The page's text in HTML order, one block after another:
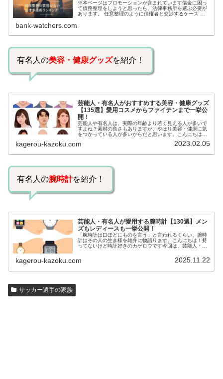
※本ページはプロモーションが含まれています借金に困っ
て債務整理をしようと思ったら、法律事務所を選ぶ必要が
あります。 任意整理のように債権者と交渉するケース 自
bank-watchers.com
有名人の美容・健康グッズを紹介！
芸能人・有名人がおすすめする美容・健康グッズ
【135選】愛用コスメからファイテンまで一挙公
開！
芸能人や有名人は、実際の年齢より若く見える人が多いで
すよね？素材の良さもありますが、やはり美容・健康に気
をつかっている人が多いからだと思います。こんにちは！
いるのでしょうか？今回は、芸能人…
kagerou-kazoku.com 2023.02.05
有名人の腕時計を紹介！
芸能人・有名人が愛用する腕時計【130選】メン
ズもレディースも一挙公開！
「腕時計は口ほどにものを言う」と言われるくらい、腕時
計はその人の生き様を雄弁に物語ります。こんにちは！持
ってないけど時計好きのカゲロウです今回は、芸能人・有
kagerou-kazoku.com 2025.11.22
サッカー選手の家族